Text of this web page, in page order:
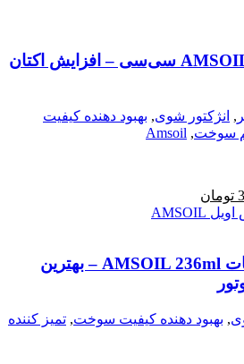
مکمل بنزین AMSOIL P.i. 355 سی‌سی – افزایش اکتان
, انژکتور شوی, بهبود دهنده کیفیت
سوخت,
Amsoil
تومان
فعلی:
مکمل بنزین کوئیک شات AMSOIL 236ml – بهترین
, بهبود دهنده کیفیت سوخت, تمیز کننده